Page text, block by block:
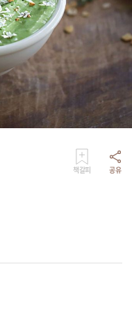
책갈피 공유